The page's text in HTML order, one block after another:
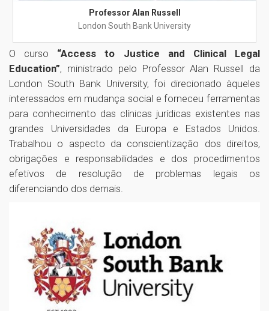
Professor Alan Russell
London South Bank University
O curso “Access to Justice and Clinical Legal
Education”, ministrado pelo Professor Alan Russell da
London South Bank University, foi direcionado àqueles
interessados em mudança social e forneceu ferramentas
para conhecimento das clínicas jurídicas existentes nas
grandes Universidades da Europa e Estados Unidos.
Trabalhou o aspecto da conscientização dos direitos,
obrigações e responsabilidades e dos procedimentos
efetivos de resolução de problemas legais os
diferenciando dos demais.